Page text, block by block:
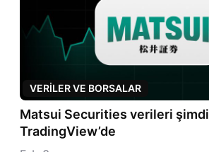
VERILER VE BORSALAR
Matsui Securities verileri şimdi
TradingView’de